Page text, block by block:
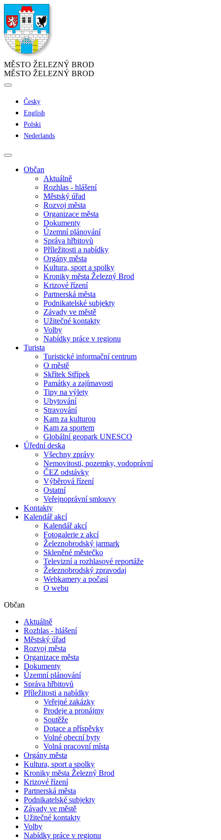
MĚSTO ŽELEZNÝ BROD
MĚSTO ŽELEZNÝ BROD
Česky
English
Polski
Nederlands
Občan
Aktuálně
Rozhlas - hlášení
Městský úřad
Rozvoj města
Organizace města
Dokumenty
Územní plánování
Správa hřbitovů
Příležitosti a nabídky
Orgány města
Kultura, sport a spolky
Kroniky města Železný Brod
Krizové řízení
Partnerská města
Podnikatelské subjekty
Závady ve městě
Užitečné kontakty
Volby
Nabídky práce v regionu
Turista
Turistické informační centrum
O městě
Skřítek Střípek
Památky a zajímavosti
Tipy na výlety
Ubytování
Stravování
Kam za kulturou
Kam za sportem
Globální geopark UNESCO
Úřední deska
Všechny zprávy
Nemovitosti, pozemky, vodoprávní
ČEZ odstávky
Výběrová řízení
Ostatní
Veřejnoprávní smlouvy
Kontakty
Kalendář akcí
Kalendář akcí
Fotogalerie z akcí
Železnobrodský jarmark
Skleněné městečko
Televizní a rozhlasové reportáže
Železnobrodský zpravodaj
Webkamery a počasí
O webu
Občan
Aktuálně
Rozhlas - hlášení
Městský úřad
Rozvoj města
Organizace města
Dokumenty
Územní plánování
Správa hřbitovů
Příležitosti a nabídky
Veřejné zakázky
Prodeje a pronájmy
Soutěže
Dotace a příspěvky
Volné obecní byty
Volná pracovní místa
Orgány města
Kultura, sport a spolky
Kroniky města Železný Brod
Krizové řízení
Partnerská města
Podnikatelské subjekty
Závady ve městě
Užitečné kontakty
Volby
Nabídky práce v regionu